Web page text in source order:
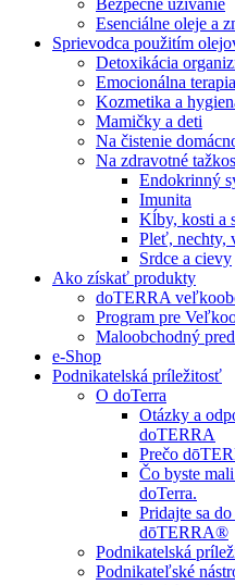
Bezpečné uživanie
Esenciálne oleje a
Sprievodca použitím
Detoxikácia
Emocionálna terapia
Kozmetika a
Mamičky a deti
Na čistenie
Na zdravotné
Endokrinný
Imunita
Kĺby, kosti a
Pleť, nechty,
Srdce a cievy
Ako získať produkty
doTERRA
Program pre
Maloobchodný
e-Shop
Podnikatelská príležitosť
O doTerra
Otázky a
doTERRA
Prečo
Čo byste
doTerra.
Pridajte sa
dōTERRA®
Podnikatelská
Podnikateľské